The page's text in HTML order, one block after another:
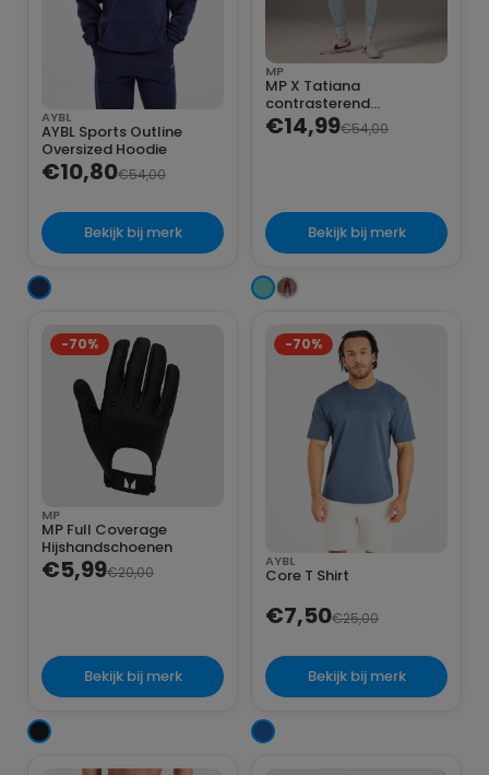
AYBL
AYBL Sports Outline
Oversized Hoodie
€10,80€54,00
Bekijk bij merk
MP
MP X Tatiana
contrasterend
gestreepte legging
€14,99€54,00
Bekijk bij merk
-70%
MP
MP Full Coverage
Hijshandschoenen
€5,99€20,00
Bekijk bij merk
-70%
AYBL
Core T Shirt
€7,50€25,00
Bekijk bij merk